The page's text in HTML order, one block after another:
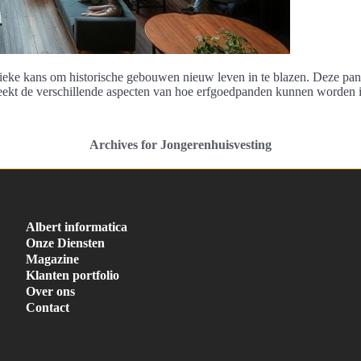
kans om historische gebouwen nieuw leven in te blazen. Deze
de verschillende aspecten van hoe erfgoedpanden kunnen
Archives for Jongerenhuisvesting
Albert informatica
Onze Diensten
Magazine
Klanten portfolio
Over ons
Contact